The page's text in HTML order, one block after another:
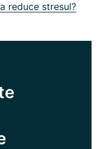
reduce stresul?